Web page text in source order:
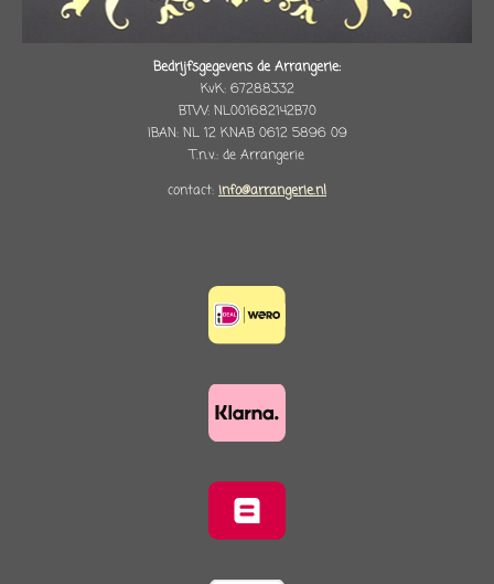
Bedrijfsgegevens de Arrangerie:
KvK: 67288332
BTW: NL001682142B70
IBAN: NL 12 KNAB 0612 5896 09
T.n.v.: de Arrangerie
contact: info@arrangerie.nl